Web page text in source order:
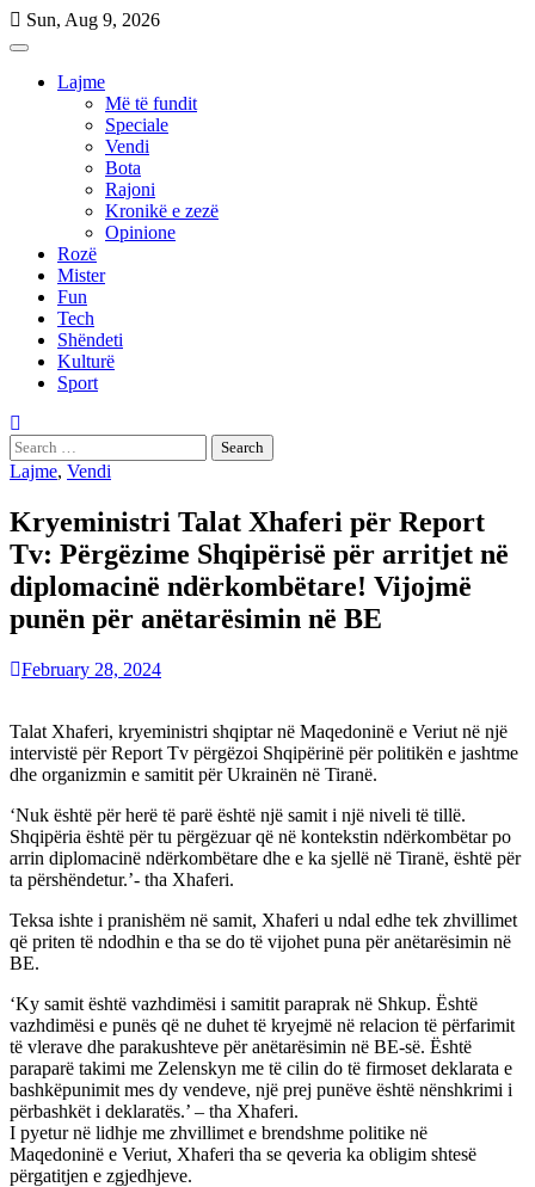
Skip
to
Sun, Aug 9, 2026
Lajme
Më të fundit
Speciale
Vendi
Bota
Rajoni
Kronikë e zezë
Opinione
Rozë
Mister
Fun
Tech
Shëndeti
Kulturë
Sport
Search
for:
Lajme, Vendi
Kryeministri Talat Xhaferi për Report
Tv: Përgëzime Shqipërisë për arritjet në
diplomacinë ndërkombëtare! Vijojmë
punën për anëtarësimin në BE
February 28, 2024
Talat Xhaferi, kryeministri shqiptar në Maqedoninë e Veriut në një
intervistë për Report Tv përgëzoi Shqipërinë për politikën e jashtme
dhe organizmin e samitit për Ukrainën në Tiranë.
‘Nuk është për herë të parë është një samit i një niveli të tillë.
Shqipëria është për tu përgëzuar që në kontekstin ndërkombëtar po
arrin diplomacinë ndërkombëtare dhe e ka sjellë në Tiranë, është për
ta përshëndetur.’- tha Xhaferi.
Teksa ishte i pranishëm në samit, Xhaferi u ndal edhe tek zhvillimet
që priten të ndodhin e tha se do të vijohet puna për anëtarësimin në
BE.
‘Ky samit është vazhdimësi i samitit paraprak në Shkup. Është
vazhdimësi e punës që ne duhet të kryejmë në relacion të përfarimit
të vlerave dhe parakushteve për anëtarësimin në BE-së. Është
paraparë takimi me Zelenskyn me të cilin do të firmoset deklarata e
bashkëpunimit mes dy vendeve, një prej punëve është nënshkrimi i
përbashkët i deklaratës.’ – tha Xhaferi.
I pyetur në lidhje me zhvillimet e brendshme politike në
Maqedoninë e Veriut, Xhaferi tha se qeveria ka obligim shtesë
përgatitjen e zgjedhjeve.